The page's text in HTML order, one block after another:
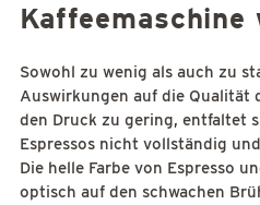
Sowohl zu wenig als auch zu
Auswirkungen auf die Qualität
den Druck zu gering, entfaltet
Espressos nicht vollständig
Die helle Farbe von Espresso
optisch auf den schwachen